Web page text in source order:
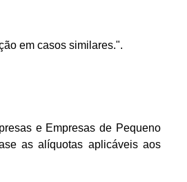
em casos similares.".
e Empresas de Pequeno
as alíquotas aplicáveis aos